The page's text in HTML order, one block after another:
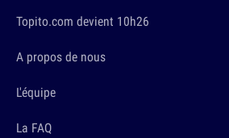
Topito.com devient 10h26
A propos de nous
L'équipe
La FAQ